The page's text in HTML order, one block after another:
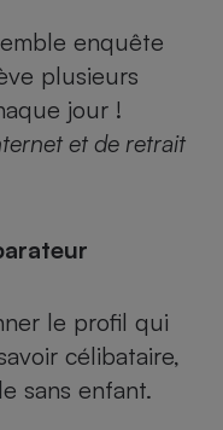
enquête
plusieurs
jour !
et de retrait
le profil qui
célibataire,
sans enfant.